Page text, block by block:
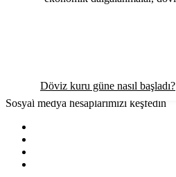
Döviz kuru güne nasıl başladı?
Sosyal medya hesaplarımızı keşfedin